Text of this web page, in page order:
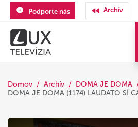
Podporte nás Archív
Domov Archív
DOMA JE DOMA
DOMA JE DOMA (1174) LAUDATO SÍ
This